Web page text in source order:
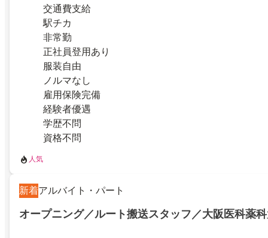
交通費支給
駅チカ
非常勤
正社員登用あり
服装自由
ノルマなし
雇用保険完備
経験者優遇
学歴不問
資格不問
人気
新着アルバイト・パート
オープニング／ルート搬送スタッフ／大阪医科薬